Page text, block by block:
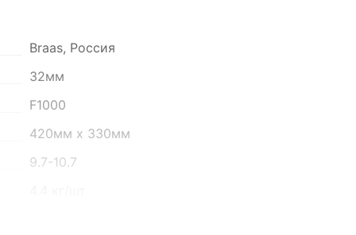
село Преображенка, улица Ленинская, 75
Braas, Россия
32мм
F1000
420мм x 330мм
9.7-10.7